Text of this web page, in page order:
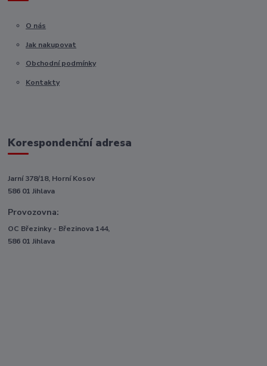
O nás
Jak nakupovat
Obchodní podmínky
Kontakty
Korespondenční adresa
Jarní 378/18, Horní Kosov
586 01 Jihlava
Provozovna:
OC Březinky - Březinova 144,
586 01 Jihlava